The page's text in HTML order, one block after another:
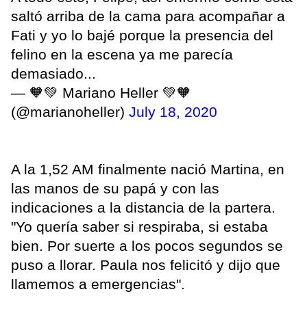
saltó arriba de la cama para acompañar a
Fati y yo lo bajé porque la presencia del
felino en la escena ya me parecía
demasiado...
— 🧡💚 Mariano Heller 💚🧡
(@marianoheller) July 18, 2020
A la 1,52 AM finalmente nació Martina, en
las manos de su papá y con las
indicaciones a la distancia de la partera.
"Yo quería saber si respiraba, si estaba
bien. Por suerte a los pocos segundos se
puso a llorar. Paula nos felicitó y dijo que
llamemos a emergencias".